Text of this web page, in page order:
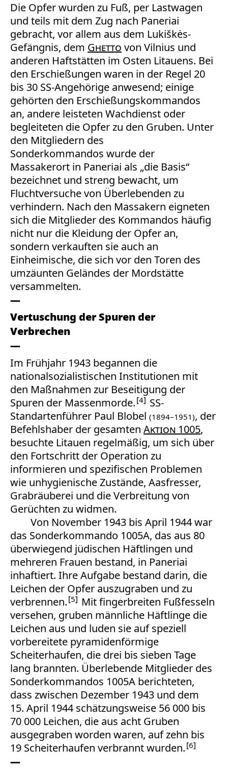
Die Opfer wurden zu Fuß, per Lastwagen
und teils mit dem Zug nach Paneriai
gebracht, vor allem aus dem Lukiškės-
Gefängnis, dem Ghetto von Vilnius und
anderen Haftstätten im Osten Litauens. Bei
den Erschießungen waren in der Regel 20
bis 30 SS-Angehörige anwesend; einige
gehörten den Erschießungskommandos
an, andere leisteten Wachdienst oder
begleiteten die Opfer zu den Gruben. Unter
den Mitgliedern des
Sonderkommandos wurde der
Massakerort in Paneriai als „die Basis“
bezeichnet und streng bewacht, um
Fluchtversuche von Überlebenden zu
verhindern. Nach den Massakern eigneten
sich die Mitglieder des Kommandos häufig
nicht nur die Kleidung der Opfer an,
sondern verkauften sie auch an
Einheimische, die sich vor den Toren des
umzäunten Geländes der Mordstätte
versammelten.
Vertuschung der Spuren der
Verbrechen
Im Frühjahr 1943 begannen die
nationalsozialistischen Institutionen mit
den Maßnahmen zur Beseitigung der
Spuren der Massenmorde. 4
SS-
Standartenführer Paul Blobel (1894–1951), der
Befehlshaber der gesamten Aktion 1005,
besuchte Litauen regelmäßig, um sich über
den Fortschritt der Operation zu
informieren und spezifischen Problemen
wie unhygienische Zustände, Aasfresser,
Grabräuberei und die Verbreitung von
Gerüchten zu widmen.
Von November 1943 bis April 1944 war
das Sonderkommando 1005A, das aus 80
überwiegend jüdischen Häftlingen und
mehreren Frauen bestand, in Paneriai
inhaftiert. Ihre Aufgabe bestand darin, die
Leichen der Opfer auszugraben und zu
verbrennen. 5
Mit fingerbreiten Fußfesseln
versehen, gruben männliche Häftlinge die
Leichen aus und luden sie auf speziell
vorbereitete pyramidenförmige
Scheiterhaufen, die drei bis sieben Tage
lang brannten. Überlebende Mitglieder des
Sonderkommandos 1005A berichteten,
dass zwischen Dezember 1943 und dem
15. April 1944 schätzungsweise 56 000 bis
70 000 Leichen, die aus acht Gruben
ausgegraben worden waren, auf zehn bis
19 Scheiterhaufen verbrannt wurden. 6